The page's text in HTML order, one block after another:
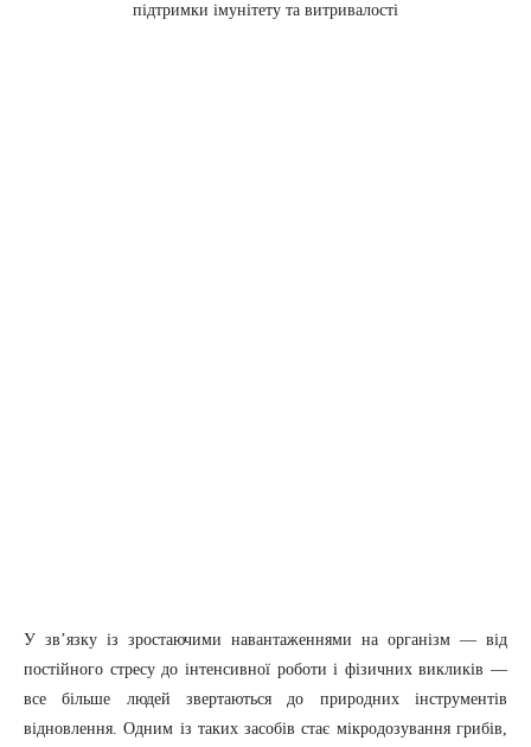
У зв’язку із зростаючими навантаженнями на організм — від
постійного стресу до інтенсивної роботи і фізичних викликів —
все більше людей звертаються до природних інструментів
відновлення. Одним із таких засобів стає мікродозування грибів,